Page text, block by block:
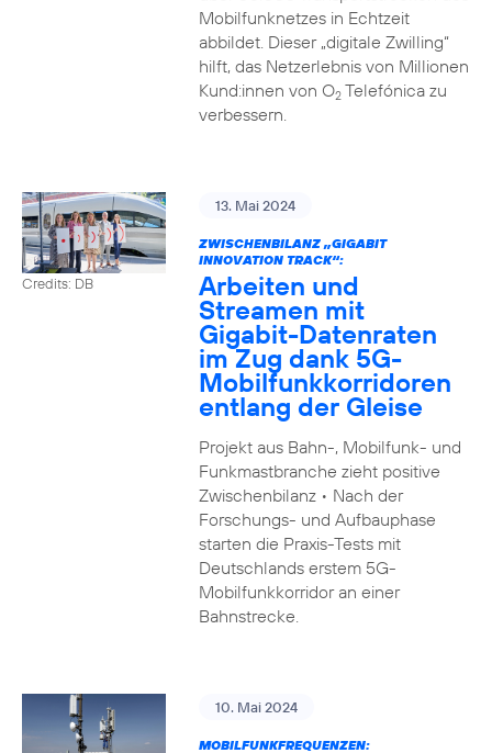
Mobilfunknetzes in Echtzeit
abbildet. Dieser „digitale Zwilling“
hilft, das Netzerlebnis von Millionen
Kund:innen von O2Telefónica zu
verbessern.
Credits: DB
13. Mai 2024
ZWISCHENBILANZ „GIGABIT
INNOVATION TRACK“:
Arbeiten und
Streamen mit
Gigabit-Datenraten
im Zug dank 5G-
Mobilfunkkorridoren
entlang der Gleise
Projekt aus Bahn-, Mobilfunk- und
Funkmastbranche zieht positive
Zwischenbilanz • Nach der
Forschungs- und Aufbauphase
starten die Praxis-Tests mit
Deutschlands erstem 5G-
Mobilfunkkorridor an einer
Bahnstrecke.
10. Mai 2024
MOBILFUNKFREQUENZEN: